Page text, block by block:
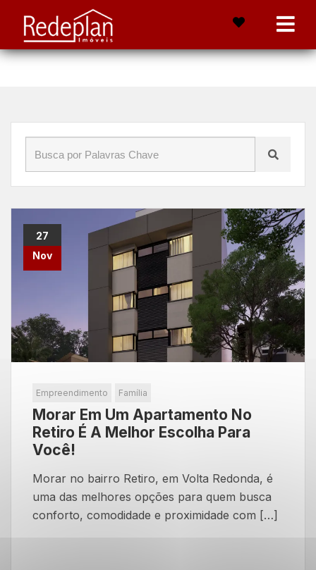
Início» Blog »qualidade de vida no Retiro
27
Nov
Empreendimento Família
Morar Em Um Apartamento No
Retiro É A Melhor Escolha Para
Você!
Morar no bairro Retiro, em Volta Redonda, é
uma das melhores opções para quem busca
conforto, comodidade e proximidade com […]